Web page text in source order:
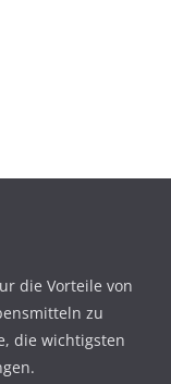
die Vorteile von
zu
die wichtigsten